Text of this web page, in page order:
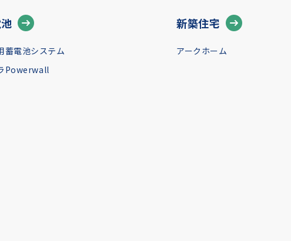
蓄電池システム
Powerwall
新築住宅
アークホーム